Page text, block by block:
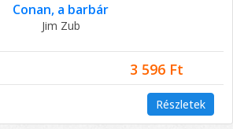
Conan, a barbár
Jim Zub
3 596 Ft
Részletek